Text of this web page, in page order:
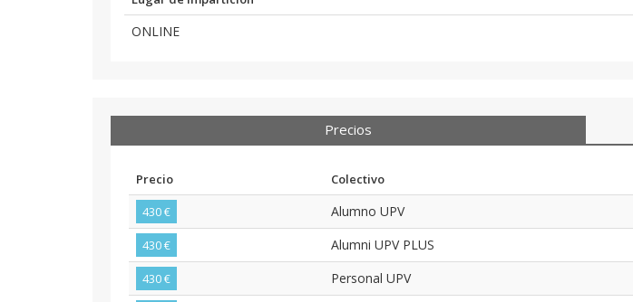
ONLINE
Precios
Precio Colectivo
430 €
Alumno UPV
430 € Alumni UPV PLUS
430 € Personal UPV